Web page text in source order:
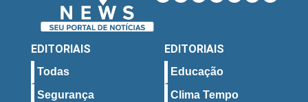
EDITORIAIS
Todas
Segurança
EDITORIAIS
Educação
Clima Tempo